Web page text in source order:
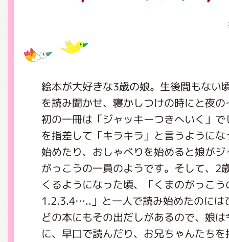
絵本が大好きな3歳の娘。生後間もない
を読み聞かせ、寝かしつけの時にと夜
初の一冊は「ジャッキーつきへいく」
を指差して「キラキラ」と言うように
始めたり、おしゃべりを始めると娘が
がっこうの一員のようです。そして、2
くるようになった頃、「くまのがっこ
1.2.3.4…..」と一人で読み始めたのには
どの本にもその出だしがあるので、娘
に、早口で読んだり、お兄ちゃんたち
ミュージカル・コンサート
おたのしみコンテンツ(クイズ・
チア ジャッキーズ！